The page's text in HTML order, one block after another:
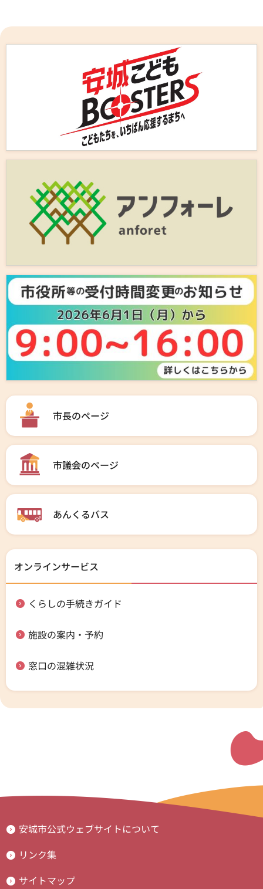
市長のページ
市議会のページ
あんくるバス
オンラインサービス
くらしの手続きガイド
施設の案内・予約
窓口の混雑状況
安城市公式ウェブサイトについて
リンク集
サイトマップ